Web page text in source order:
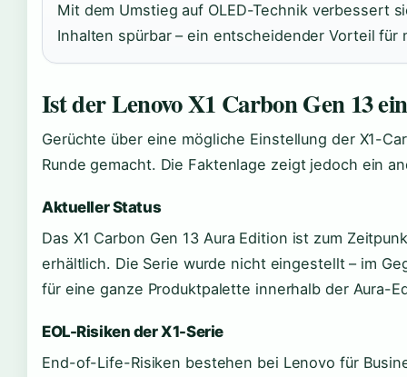
Mit dem Umstieg auf OLED-Technik verbessert
Inhalten spürbar – ein entscheidender Vorteil für
Ist der Lenovo X1 Carbon Gen 13
Gerüchte über eine mögliche Einstellung der X1-
Runde gemacht. Die Faktenlage zeigt jedoch ein
Aktueller Status
Das X1 Carbon Gen 13 Aura Edition ist zum
erhältlich. Die Serie wurde nicht eingestellt – im
für eine ganze Produktpalette innerhalb der Aura-
EOL-Risiken der X1-Serie
End-of-Life-Risiken bestehen bei Lenovo für